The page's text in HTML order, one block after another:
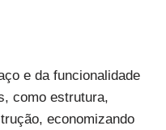
e da funcionalidade
como estrutura,
economizando